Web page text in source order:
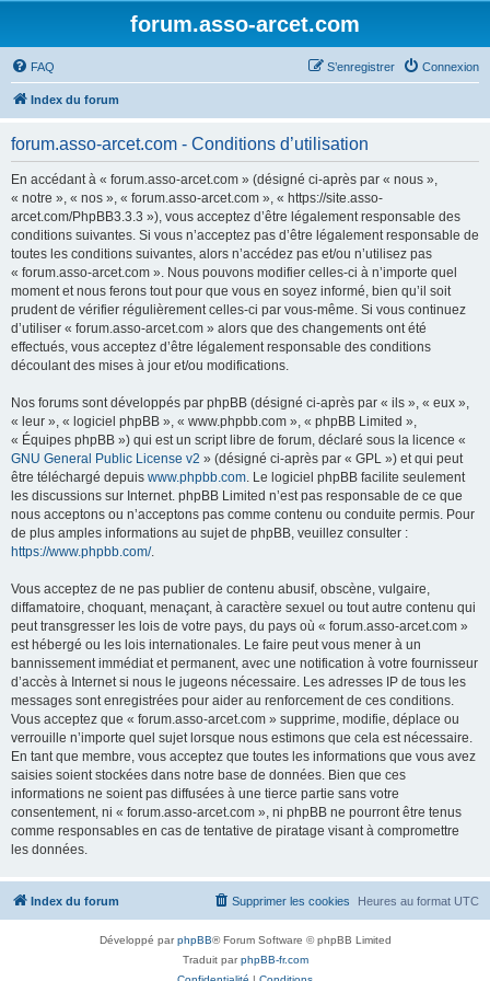
forum.asso-arcet.com
FAQ Connexion
S’enregistrer
Index du forum
forum.asso-arcet.com - Conditions d’utilisation
En accédant à « forum.asso-arcet.com » (désigné ci-après par « nous »,
« notre », « nos », « forum.asso-arcet.com », « https://site.asso-
arcet.com/PhpBB3.3.3 »), vous acceptez d’être légalement responsable des
conditions suivantes. Si vous n’acceptez pas d’être légalement responsable de
toutes les conditions suivantes, alors n’accédez pas et/ou n’utilisez pas
« forum.asso-arcet.com ». Nous pouvons modifier celles-ci à n’importe quel
moment et nous ferons tout pour que vous en soyez informé, bien qu’il soit
prudent de vérifier régulièrement celles-ci par vous-même. Si vous continuez
d’utiliser « forum.asso-arcet.com » alors que des changements ont été
effectués, vous acceptez d’être légalement responsable des conditions
découlant des mises à jour et/ou modifications.
Nos forums sont développés par phpBB (désigné ci-après par « ils », « eux »,
« leur », « logiciel phpBB », « www.phpbb.com », « phpBB Limited »,
« Équipes phpBB ») qui est un script libre de forum, déclaré sous la licence «
GNU General Public License v2 » (désigné ci-après par « GPL ») et qui peut
être téléchargé depuis www.phpbb.com. Le logiciel phpBB facilite seulement
les discussions sur Internet. phpBB Limited n’est pas responsable de ce que
nous acceptons ou n’acceptons pas comme contenu ou conduite permis. Pour
de plus amples informations au sujet de phpBB, veuillez consulter :
https://www.phpbb.com/.
Vous acceptez de ne pas publier de contenu abusif, obscène, vulgaire,
diffamatoire, choquant, menaçant, à caractère sexuel ou tout autre contenu qui
peut transgresser les lois de votre pays, du pays où « forum.asso-arcet.com »
est hébergé ou les lois internationales. Le faire peut vous mener à un
bannissement immédiat et permanent, avec une notification à votre fournisseur
d’accès à Internet si nous le jugeons nécessaire. Les adresses IP de tous les
messages sont enregistrées pour aider au renforcement de ces conditions.
Vous acceptez que « forum.asso-arcet.com » supprime, modifie, déplace ou
verrouille n’importe quel sujet lorsque nous estimons que cela est nécessaire.
En tant que membre, vous acceptez que toutes les informations que vous avez
saisies soient stockées dans notre base de données. Bien que ces
informations ne soient pas diffusées à une tierce partie sans votre
consentement, ni « forum.asso-arcet.com », ni phpBB ne pourront être tenus
comme responsables en cas de tentative de piratage visant à compromettre
les données.
Index du forum Heures au format UTC
Supprimer les cookies
Développé parphpBB® Forum Software © phpBB Limited
Traduit parphpBB-fr.com